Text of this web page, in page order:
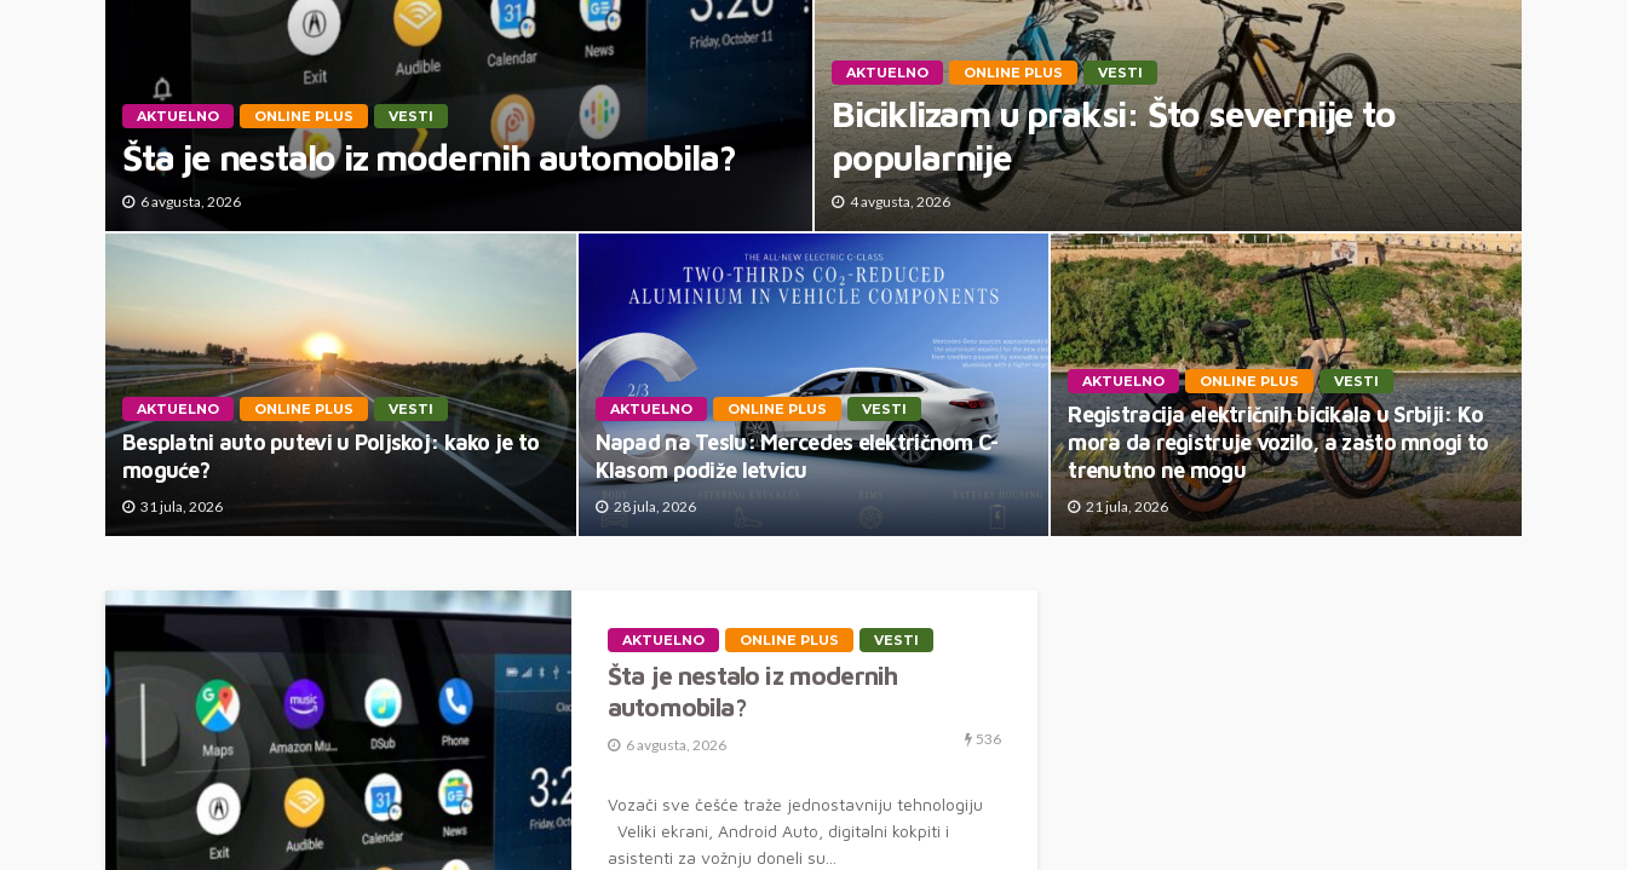
AKTUELNO ONLINE PLUS VESTI
Šta je nestalo iz modernih automobila?
6 avgusta, 2026
AKTUELNO ONLINE PLUS VESTI
Biciklizam u praksi: Što severnije to
popularnije
4 avgusta, 2026
AKTUELNO ONLINE PLUS VESTI
Besplatni auto putevi u Poljskoj: kako je to
moguće?
31 jula, 2026
AKTUELNO ONLINE PLUS VESTI
Napad na Teslu: Mercedes električnom C-
Klasom podiže letvicu
28 jula, 2026
AKTUELNO ONLINE PLUS VESTI
Registracija električnih bicikala u Srbiji: Ko
mora da registruje vozilo, a zašto mnogi to
trenutno ne mogu
21 jula, 2026
AKTUELNO ONLINE PLUS VESTI
Šta je nestalo iz modernih
automobila?
6 avgusta, 2026 536
Vozači sve češće traže jednostavniju tehnologiju
Veliki ekrani, Android Auto, digitalni kokpiti i
asistenti za vožnju doneli su...